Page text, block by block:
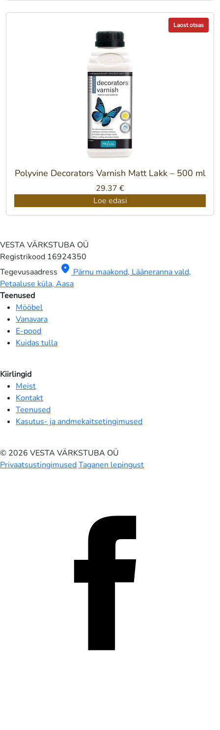
Laost otsas
Polyvine Decorators Varnish Matt Lakk – 500 ml
29.37 €
Loe edasi
VESTA VÄRKSTUBA OÜ
Registrikood 16924350
Tegevusaadress location_on Pärnu maakond, Lääneranna vald,
Petaaluse küla, Aasa
Teenused
Mööbel
Vanavara
E-pood
Kuidas tulla
Kiirlingid
Meist
Kontakt
Teenused
Kasutus- ja andmekaitsetingimused
© 2026 VESTA VÄRKSTUBA OÜ
PrivaatsustingimusedTaganen lepingust